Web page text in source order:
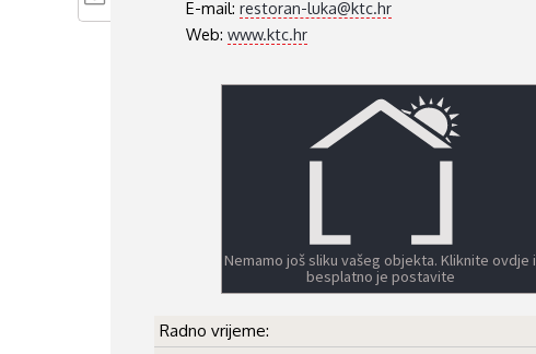
E-mail: restoran-luka@ktc.hr
Web: www.ktc.hr
Nemamo još sliku vašeg objekta. Kliknite ovdje i
besplatno je postavite
Radno vrijeme: